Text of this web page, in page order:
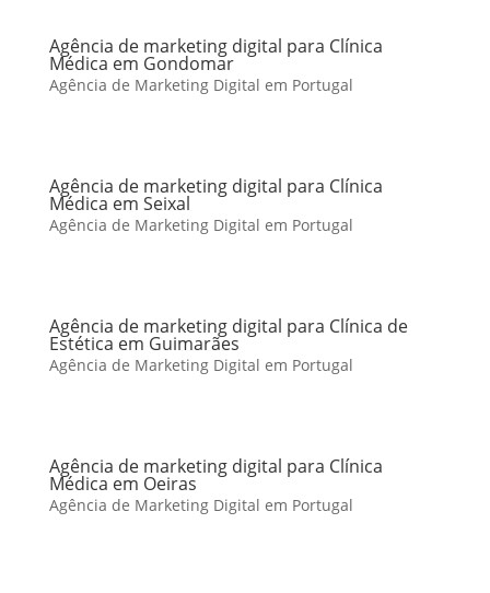
Agência de marketing digital para Clínica
Médica em Gondomar
Agência de Marketing Digital em Portugal
Agência de marketing digital para Clínica
Médica em Seixal
Agência de Marketing Digital em Portugal
Agência de marketing digital para Clínica de
Estética em Guimarães
Agência de Marketing Digital em Portugal
Agência de marketing digital para Clínica
Médica em Oeiras
Agência de Marketing Digital em Portugal